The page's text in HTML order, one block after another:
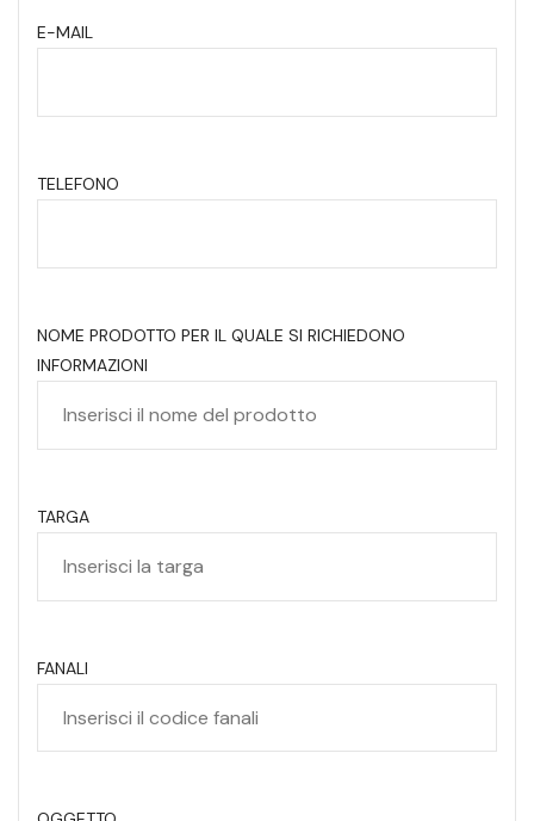
E-MAIL
TELEFONO
NOME PRODOTTO PER IL QUALE SI RICHIEDONO
INFORMAZIONI
TARGA
FANALI